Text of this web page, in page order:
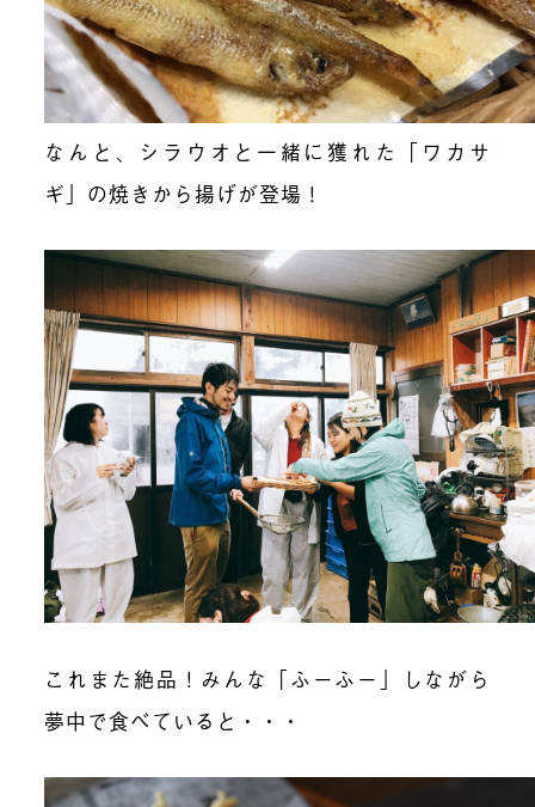
なんと、シラウオと一緒に獲れた「ワカサ
ギ」の焼きから揚げが登場！
これまた絶品！みんな「ふーふー」しながら
夢中で食べていると・・・